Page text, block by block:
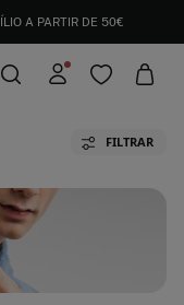
A PARTIR DE 50€
FILTRAR